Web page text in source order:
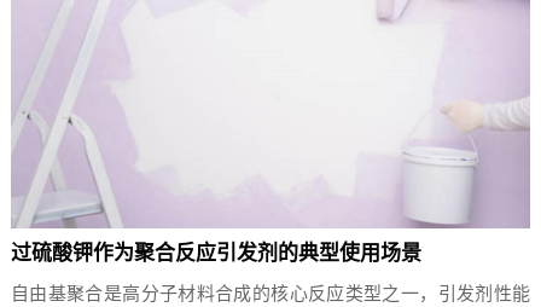
过硫酸钾作为聚合反应引发剂的典型使用场景
自由基聚合是高分子材料合成的核心反应类型之一，引发剂性能